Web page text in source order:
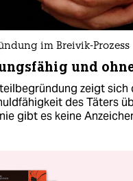
im Breivik-Prozess
und
zeigt sich
des Täters
gibt es keine